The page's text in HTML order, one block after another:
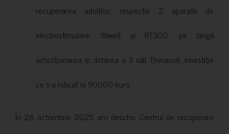
recuperarea adulților, respectiv 2 aparate de
electrostimulare: Stiwell și RT300, pe lângă
achiziționarea și dotarea a 3 săli Therasuit, investiție
ce s-a ridicat la 90000 euro.
În 28 octombrie 2025 am deschis Centrul de recuperare